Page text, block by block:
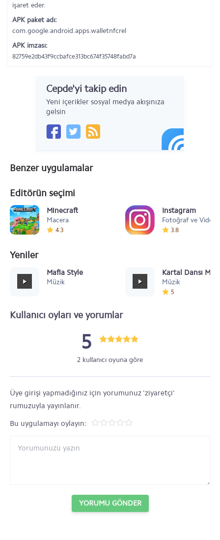
işaret eder.
APK paket adı:
com.google.android.apps.walletnfcrel
APK imzası:
82759e2db43f9ccbafce313bc674f35748fabd7a
Cepde'yi takip edin
Yeni içerikler sosyal medya akışınıza
gelsin
Benzer uygulamalar
Editörün seçimi
Minecraft
Macera
4.3
Instagram
Fotoğraf ve Video
3.8
Yeniler
Mafia Style
Müzik
Kartal Dansı
Müzik
5
Kullanıcı oyları ve yorumlar
5
2 kullanıcı oyuna göre
Üye girişi yapmadığınız için yorumunuz 'ziyaretçi'
rumuzuyla yayınlanır.
Bu uygulamayı oylayın:
YORUMU GÖNDER